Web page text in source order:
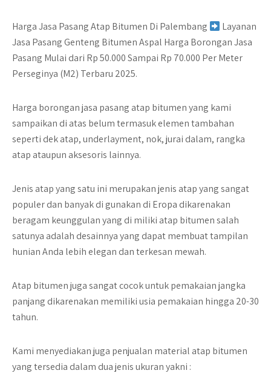
Harga Jasa Pasang Atap Bitumen Di Palembang
Layanan
Jasa Pasang Genteng Bitumen Aspal Harga Borongan Jasa
Pasang Mulai dari Rp50.000Sampai Rp 70.000 Per Meter
Perseginya (M2) Terbaru 2025.
Harga borongan jasa pasang atap bitumen yang kami
sampaikan di atas belum termasuk elemen tambahan
seperti dek atap, underlayment, nok, jurai dalam, rangka
atap ataupun aksesoris lainnya.
Jenis atap yang satu ini merupakan jenis atap yang sangat
populer dan banyak di gunakan di Eropa dikarenakan
beragam keunggulan yang di miliki atap bitumen salah
satunya adalah desainnya yang dapat membuat tampilan
hunian Anda lebih elegan dan terkesan mewah.
Atap bitumen juga sangat cocok untuk pemakaian jangka
panjang dikarenakan memiliki usia pemakaian hingga 20-30
tahun.
Kami menyediakan juga penjualan material atap bitumen
yang tersedia dalam dua jenis ukuran yakni :